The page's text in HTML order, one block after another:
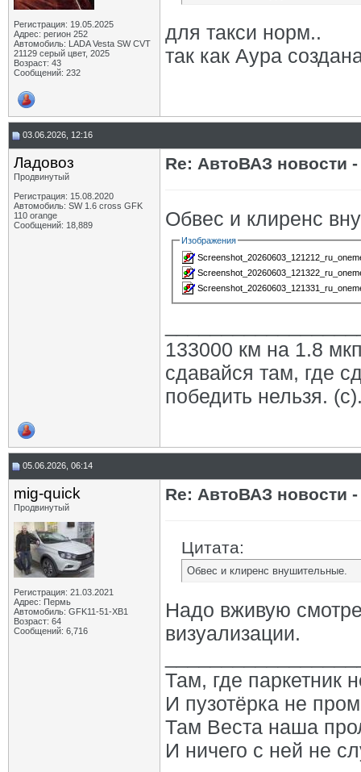
Регистрация: 19.05.2025
Адрес: регион 252
Автомобиль: LADA Vesta SW CVT
21129 серый цвет, 2025
Возраст: 43
Сообщений: 232
для такси норм..
так как Аура
03.06.2026, 12:16
Ладовоз
Продвинутый
Регистрация: 15.08.2020
Автомобиль: SW 1.6 cross GFK
110 orange
Сообщений: 18,889
Re: АвтоВАЗ новости -
Обвес и клиренс
Изображения
133000 км на 1.8
сдавайся там, где
победить нельзя.
05.06.2026, 06:14
mig-quick
Продвинутый
Регистрация: 21.03.2021
Адрес: Пермь
Автомобиль: GFK11-51-ХВ1
Возраст: 64
Сообщений: 6,716
Re: АвтоВАЗ новости -
Цитата:
Обвес и клиренс внушительные.
Надо вживую
визуализации.
Там, где паркетник
И пузотёрка не
Там Веста наша
И ничего с ней не